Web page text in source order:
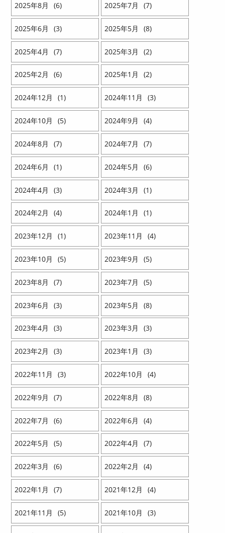
2025 8 6 2025 7 7
2025 6 3 2025 5 8
2025 4 7 2025 3 2
2025 2 6 2025 1 2
2024 12 1 2024 11 3
2024 10 5 2024 9 4
2024 8 7 2024 7 7
2024 6 1 2024 5 6
2024 4 3 2024 3 1
2024 2 4 2024 1 1
2023 12 1 2023 11 4
2023 10 5 2023 9 5
2023 8 7 2023 7 5
2023 6 3 2023 5 8
2023 4 3 2023 3 3
2023 2 3 2023 1 3
2022 11 3 2022 10 4
2022 9 7 2022 8 8
2022 7 6 2022 6 4
2022 5 5 2022 4 7
2022 3 6 2022 2 4
2022 1 7 2021 12 4
2021 11 5 2021 10 3